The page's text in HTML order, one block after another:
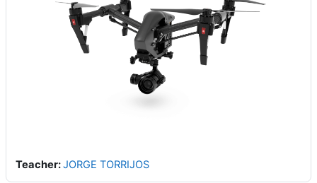
Teacher:JORGE TORRIJOS